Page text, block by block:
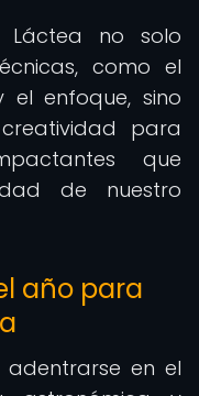
no solo
como el
el enfoque, sino
para
que
de nuestro
año para
en el